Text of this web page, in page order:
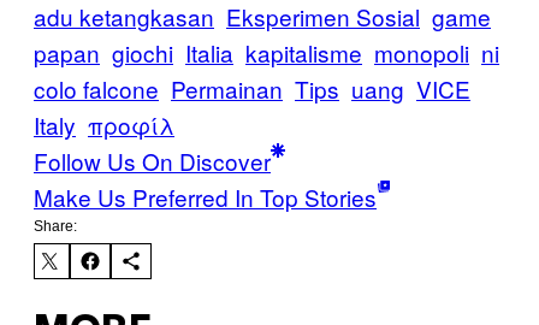
adu ketangkasan Eksperimen Sosial game
papan giochi Italia kapitalisme monopoli ni
colo falcone Permainan Tips uang VICE
Italy προφίλ
Follow Us On Discover
Make Us Preferred In Top Stories
Share: